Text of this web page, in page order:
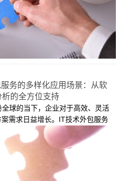
务的多样化应用场景：从软
的全方位支持
球的当下，企业对于高效、灵活
案需求日益增长。IT技术外包服务
业务委托给专业外部团队处理的策
业优化资源配置、提升核心竞争力